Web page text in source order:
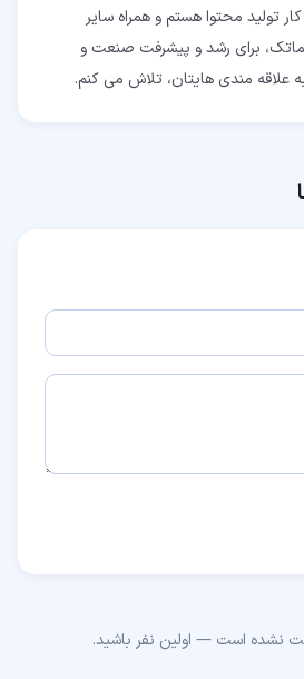
تولید محتوا هستم و همراه سایر
برای رشد و پیشرفت صنعت و
علاقه مندی هایتان، تلاش می کنم.
نشده است — اولین نفر باشید.